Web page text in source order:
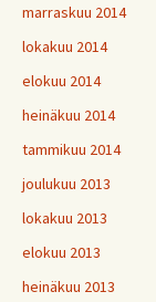
marraskuu 2014
lokakuu 2014
elokuu 2014
heinäkuu 2014
tammikuu 2014
joulukuu 2013
lokakuu 2013
elokuu 2013
heinäkuu 2013